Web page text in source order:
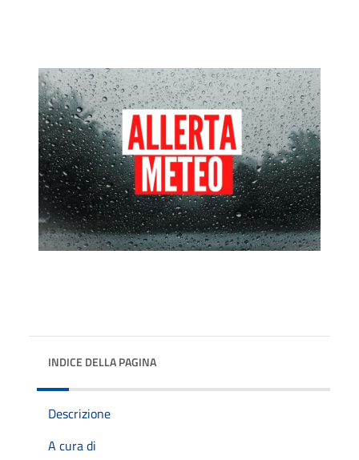
INDICE DELLA PAGINA
Descrizione
A cura di